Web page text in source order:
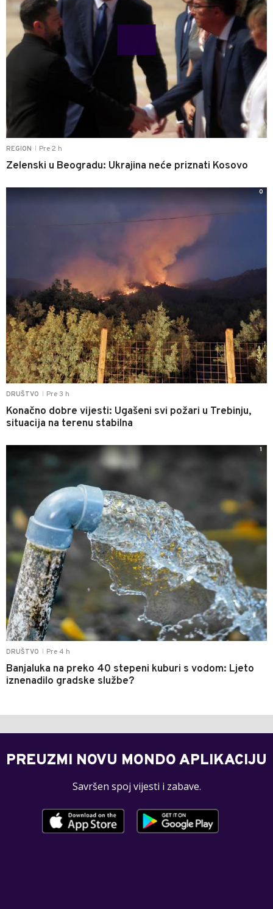
REGION Pre 2 h
Zelenski u Beogradu: Ukrajina neće priznati Kosovo
DRUŠTVO Pre 3 h
Konačno dobre vijesti: Ugašeni svi požari u Trebinju,
situacija na terenu stabilna
0
DRUŠTVO Pre 4 h
Banjaluka na preko 40 stepeni kuburi s vodom: Ljeto
iznenadilo gradske službe?
1
PREUZMI NOVU MONDO APLIKACIJU
Savršen spoj vijesti i zabave.